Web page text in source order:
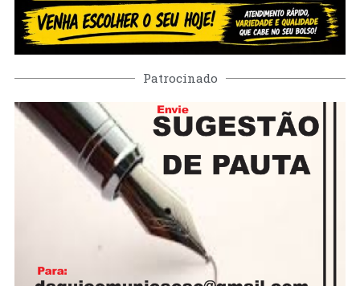
Patrocinado